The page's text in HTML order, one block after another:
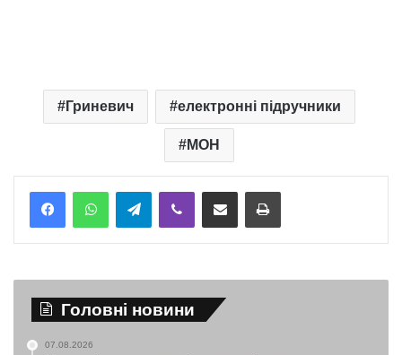
Гриневич електронні підручники
МОН
TelegramViber Надіслати електронною поштоюНадрукувати
Головні новини
07.08.2026